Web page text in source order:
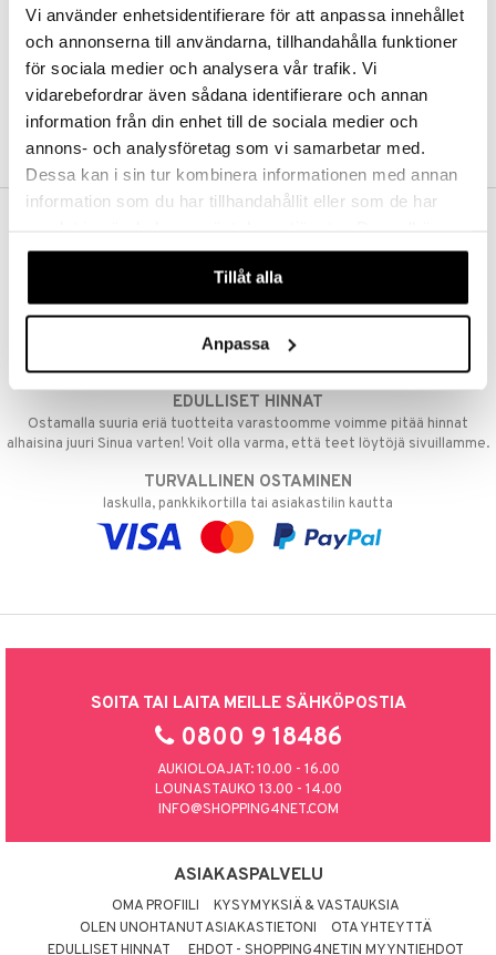
Vi använder enhetsidentifierare för att anpassa innehållet
och annonserna till användarna, tillhandahålla funktioner
för sociala medier och analysera vår trafik. Vi
vidarebefordrar även sådana identifierare och annan
information från din enhet till de sociala medier och
annons- och analysföretag som vi samarbetar med.
Dessa kan i sin tur kombinera informationen med annan
information som du har tillhandahållit eller som de har
våra cookies vid fortsatt användande av vår webbplats.
Tillåt alla
Anpassa
Arvostele tuotteita
Toivelistat
LUO ASIAKAS
Aina maksuton vaihtoehto, huolimatta siitä ostatko yksittäisen
tuotteen tai koko tilauksellesi joka ylittää 50 €.
NOPEAT TOIMITUKSET
Ennen kello 13.00 tehdyt tilaukset lähetetään normaalisti samana
EDULLISET HINNAT
Ostamalla suuria eriä tuotteita varastoomme voimme pitää hinnat
alhaisina juuri Sinua varten! Voit olla varma, että teet löytöjä sivuillamme.
TURVALLINEN OSTAMINEN
laskulla, pankkikortilla tai asiakastilin kautta
SOITA TAI LAITA MEILLE SÄHKÖPOSTIA
0800 9 18486
AUKIOLOAJAT: 10.00 - 16.00
LOUNASTAUKO 13.00 - 14.00
INFO@SHOPPING4NET.COM
ASIAKASPALVELU
OMA PROFIILI
KYSYMYKSIÄ & VASTAUKSIA
OLEN UNOHTANUT ASIAKASTIETONI
OTA YHTEYTTÄ
EDULLISET HINNAT
EHDOT - SHOPPING4NETIN MYYNTIEHDOT